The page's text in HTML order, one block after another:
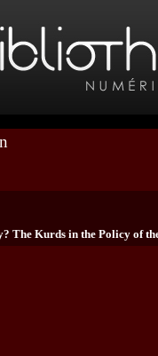
The Kurds in the Policy of